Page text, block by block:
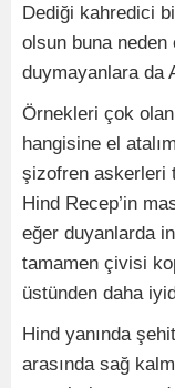
Dediği kahredici
olsun buna neden
duymayanlara da
Örnekleri çok
hangisine el
şizofren askerleri
Hind Recep’in
eğer duyanlarda
tamamen çivisi
üstünden daha
Hind yanında
arasında sağ